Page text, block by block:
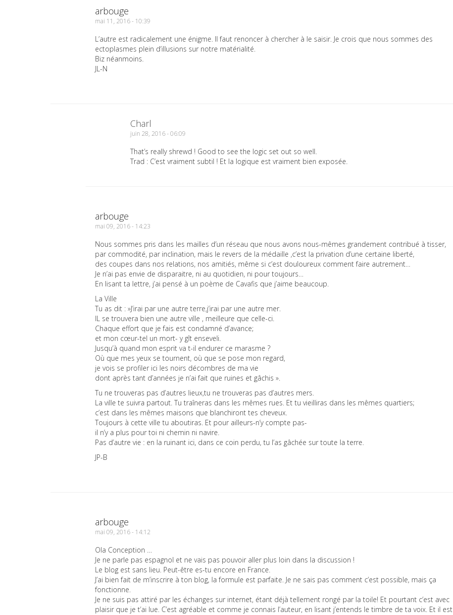
arbouge
mai 11, 2016 - 10:39
L’autre est radicalement une énigme. Il faut renoncer à chercher à le saisir. Je crois que nous sommes des
ectoplasmes plein d’illusions sur notre matérialité.
Biz néanmoins.
JL-N
Charl
juin 28, 2016 - 06:09
That’s really shrewd ! Good to see the logic set out so well.
Trad : C’est vraiment subtil ! Et la logique est vraiment bien exposée.
arbouge
mai 09, 2016 - 14:23
Nous sommes pris dans les mailles d’un réseau que nous avons nous-mêmes grandement contribué à tisser,
par commodité, par inclination, mais le revers de la médaille ,c’est la privation d’une certaine liberté,
des coupes dans nos relations, nos amitiés, même si c’est douloureux comment faire autrement…
Je n’ai pas envie de disparaitre, ni au quotidien, ni pour toujours…
En lisant ta lettre, j’ai pensé à un poème de Cavafis que j’aime beaucoup.
La Ville
Tu as dit : »J’irai par une autre terre,j’irai par une autre mer.
IL se trouvera bien une autre ville , meilleure que celle-ci.
Chaque effort que je fais est condamné d’avance;
et mon cœur-tel un mort- y gît enseveli.
Jusqu’à quand mon esprit va t-il endurer ce marasme ?
Où que mes yeux se tournent, où que se pose mon regard,
je vois se profiler ici les noirs décombres de ma vie
dont après tant d’années je n’ai fait que ruines et gâchis ».
Tu ne trouveras pas d’autres lieux,tu ne trouveras pas d’autres mers.
La ville te suivra partout. Tu traîneras dans les mêmes rues. Et tu vieilliras dans les mêmes quartiers;
c’est dans les mêmes maisons que blanchiront tes cheveux.
Toujours à cette ville tu aboutiras. Et pour ailleurs-n’y compte pas-
il n’y a plus pour toi ni chemin ni navire.
Pas d’autre vie : en la ruinant ici, dans ce coin perdu, tu l’as gâchée sur toute la terre.
JP-B
arbouge
mai 09, 2016 - 14:12
Ola Conception …
Je ne parle pas espagnol et ne vais pas pouvoir aller plus loin dans la discussion !
Le blog est sans lieu. Peut-être es-tu encore en France.
J’ai bien fait de m’inscrire à ton blog, la formule est parfaite. Je ne sais pas comment c’est possible, mais ça
fonctionne.
Je ne suis pas attiré par les échanges sur internet, étant déjà tellement rongé par la toile! Et pourtant c’est avec
plaisir que je t’ai lue. C’est agréable et comme je connais l’auteur, en lisant j’entends le timbre de ta voix. Et il est